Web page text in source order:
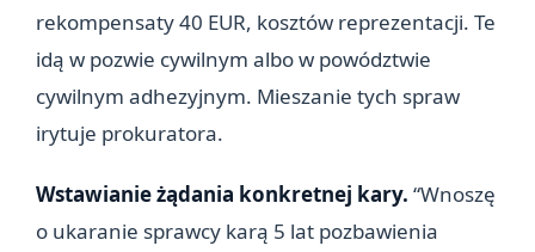
rekompensaty 40 EUR, kosztów reprezentacji. Te
idą w pozwie cywilnym albo w powództwie
cywilnym adhezyjnym. Mieszanie tych spraw
irytuje prokuratora.
Wstawianie żądania konkretnej kary. “Wnoszę
o ukaranie sprawcy karą 5 lat pozbawienia